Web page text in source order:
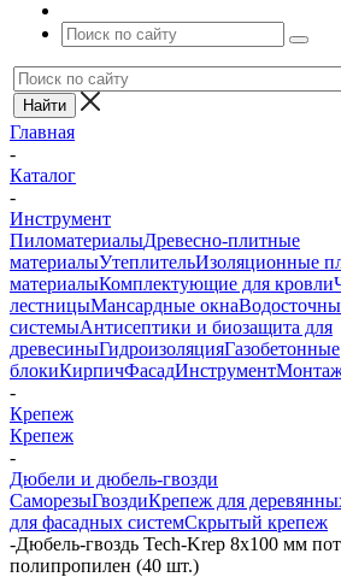
Главная
-
Каталог
-
Инструмент
ПиломатериалыДревесно-плитные
материалыУтеплительИзоляционные
материалыКомплектующие для кровли
лестницыМансардные окна
системыАнтисептики и биозащита для
древесиныГидроизоляцияГазобетонные
блокиКирпичФасадИнструмент
-
Крепеж
Крепеж
-
Дюбели и дюбель-гвозди
СаморезыГвоздиКрепеж для
для фасадных системСкрытый крепеж
-Дюбель-гвоздь Tech-Krep 8x100 мм
полипропилен (40 шт.)